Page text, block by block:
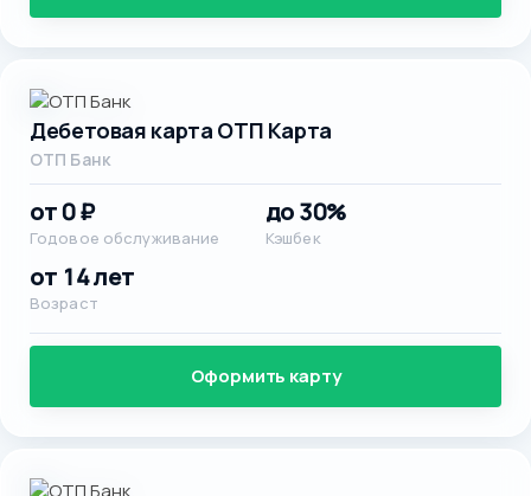
Дебетовая карта ОТП Карта
ОТП Банк
от 0 ₽
Годовое обслуживание
до 30%
Кэшбек
от 14 лет
Возраст
Оформить карту